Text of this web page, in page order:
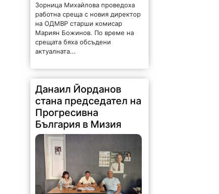
Зорница Михайлова проведоха
работна среща с новия директор
на ОДМВР старши комисар
Мариян Божинов. По време на
срещата бяха обсъдени
актуалната...
Данаил Йорданов
стана председател на
Прогресивна
България в Мизия